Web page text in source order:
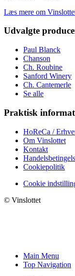
Læs mere om
Udvalgte
Paul Blanck
Chanson
Ch. Roubine
Sanford Winery
Ch. Cantemerle
Se alle
Praktisk
HoReCa /
Om Vinslottet
Kontakt
Cookiepolitik
Cookie
© Vinslottet
Main Menu
Top Navigation